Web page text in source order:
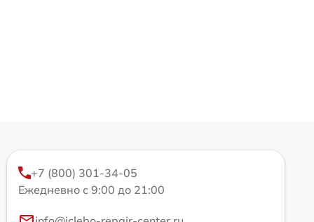
+7 (800) 301-34-05
Ежедневно с 9:00 до 21:00